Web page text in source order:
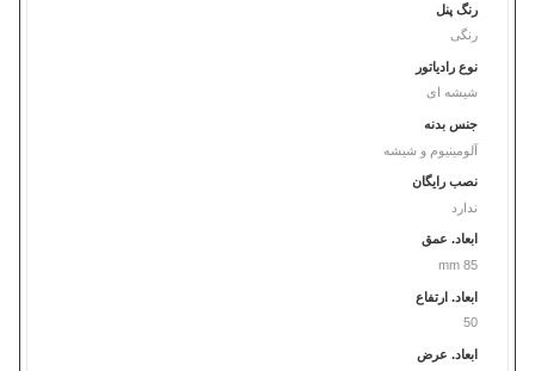
رنگ پنل
رنگی
نوع رادیاتور
شیشه ای
جنس بدنه
آلومینیوم و شیشه
نصب رایگان
ندارد
ابعاد. عمق
85 mm
ابعاد. ارتفاع
50
ابعاد. عرض